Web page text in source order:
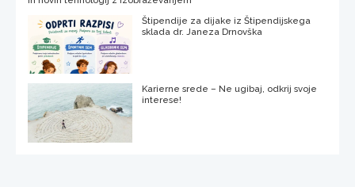
Štipendije za dijake iz Štipendijskega
sklada dr. Janeza Drnovška
Karierne srede – Ne ugibaj, odkrij svoje
interese!